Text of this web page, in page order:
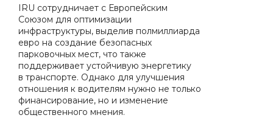
IRU сотрудничает с Европейским
Союзом для оптимизации
инфраструктуры, выделив полмиллиарда
евро на создание безопасных
парковочных мест, что также
поддерживает устойчивую энергетику
в транспорте. Однако для улучшения
отношения к водителям нужно не только
финансирование, но и изменение
общественного мнения.